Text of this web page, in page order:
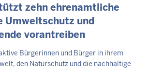
zehn ehrenamtliche
Umweltschutz und
vorantreiben
Bürgerinnen und Bürger in ihrem
den Naturschutz und die nachhaltige